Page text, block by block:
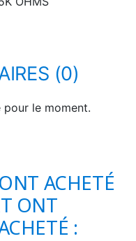
(0)
le moment.
ACHETÉ
ONT
: